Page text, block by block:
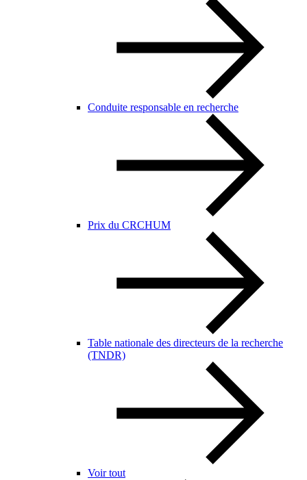
Conduite responsable en recherche
Prix du CRCHUM
Table nationale des directeurs de la recherche
(TNDR)
Voir tout